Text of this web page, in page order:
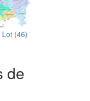
(46)
de